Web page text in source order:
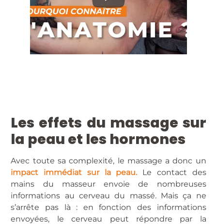
Les effets du massage sur
la peau et les hormones
Avec toute sa complexité, le massage a donc un
impact immédiat sur la peau.Le contact des
mains du masseur envoie de nombreuses
informations au cerveau du massé. Mais ça ne
s’arrête pas là : en fonction des informations
envoyées, le cerveau peut répondre par la